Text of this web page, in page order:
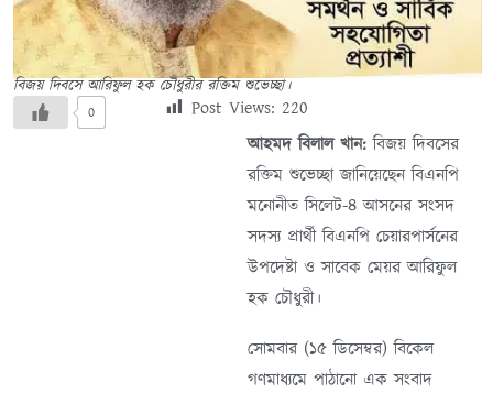
বিজয় দিবসে আরিফুল হক চৌধুরীর রক্তিম শুভেচ্ছা।
0 Post Views: 220
আহমদ বিলাল খান:বিজয় দিবসের
রক্তিম শুভেচ্ছা জানিয়েছেন বিএনপি
মনোনীত সিলেট-৪ আসনের সংসদ
সদস্য প্রার্থী বিএনপি চেয়ারপার্সনের
উপদেষ্টা ও সাবেক মেয়র আরিফুল
হক চৌধুরী।
সোমবার (১৫ ডিসেম্বর) বিকেল
গণমাধ্যমে পাঠানো এক সংবাদ